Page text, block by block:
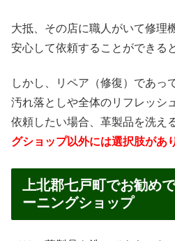
大抵、その店に職人がいて修理
安心して依頼することができる
しかし、リペア（修復）であっ
汚れ落としや全体のリフレッシ
依頼したい場合、革製品を洗え
グショップ以外には選択肢があ
上北郡七戸町でお勧め
ーニングショップ